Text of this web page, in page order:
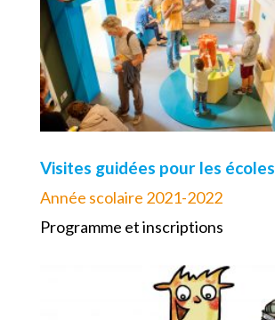
Visites guidées pour les écoles
Année scolaire 2021-2022
Programme et inscriptions